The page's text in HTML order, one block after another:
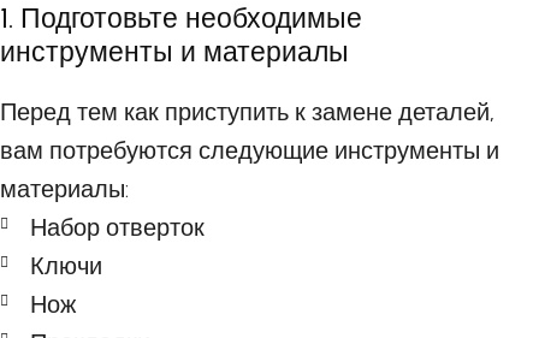
1. Подготовьте необходимые
инструменты и материалы
Перед тем как приступить к замене деталей,
вам потребуются следующие инструменты и
материалы:
Набор отверток
Ключи
Нож